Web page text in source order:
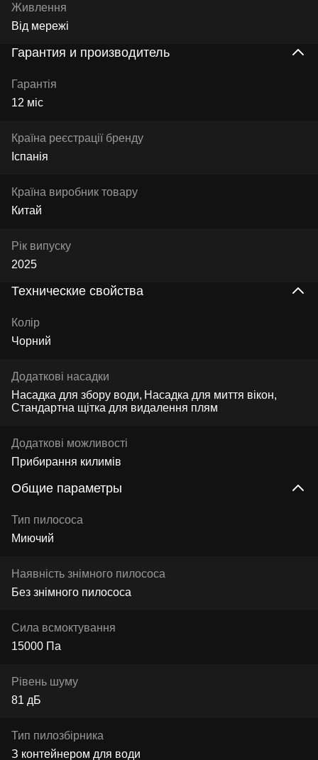
Живлення
Від мережі
Гарантия и производитель
Гарантія
12 міс
Країна реєстрації бренду
Іспанія
Країна виробник товару
Китай
Рік випуску
2025
Технические свойства
Колір
Чорний
Додаткові насадки
Насадка для збору води Насадка для миття вікон
Стандартна щітка для видалення плям
Додаткові можливості
Прибирання килимів
Общие параметры
Тип пилососа
Миючий
Наявність знімного пилососа
Без знімного пилососа
Сила всмоктування
15000 Па
Рівень шуму
81 дБ
Тип пилозбірника
З контейнером для води